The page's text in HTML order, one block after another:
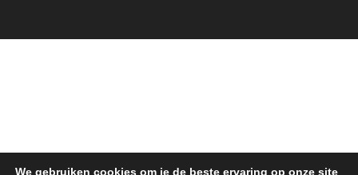
We gebruiken cookies om je de beste ervaring op onze site